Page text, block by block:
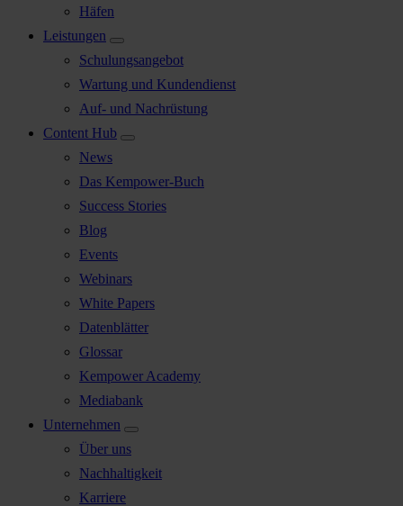
Häfen
Leistungen
Schulungsangebot
Wartung und Kundendienst
Auf- und Nachrüstung
Content Hub
News
Das Kempower-Buch
Success Stories
Blog
Events
Webinars
White Papers
Datenblätter
Glossar
Kempower Academy
Mediabank
Unternehmen
Über uns
Nachhaltigkeit
Karriere